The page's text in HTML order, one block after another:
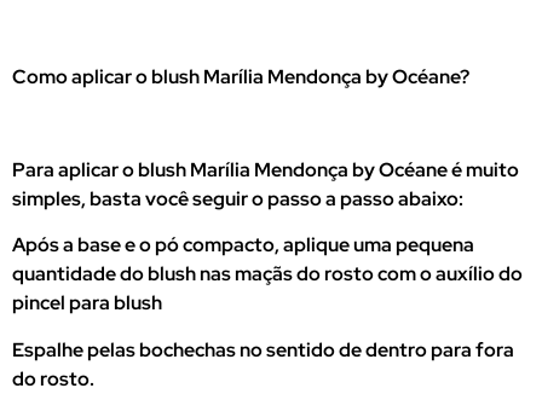
Como aplicar o blush Marília Mendonça by Océane?
Para aplicar o blush Marília Mendonça by Océane é muito
simples, basta você seguir o passo a passo abaixo:
Após a base e o pó compacto, aplique uma pequena
quantidade do blush nas maçãs do rosto com o auxílio do
pincel para blush
Espalhe pelas bochechas no sentido de dentro para fora
do rosto.